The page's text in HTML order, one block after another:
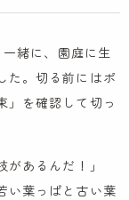
緒に、園庭に生
た。切る前にはポ
」を確認して切っ
あるんだ！」
い葉っぱと古い葉